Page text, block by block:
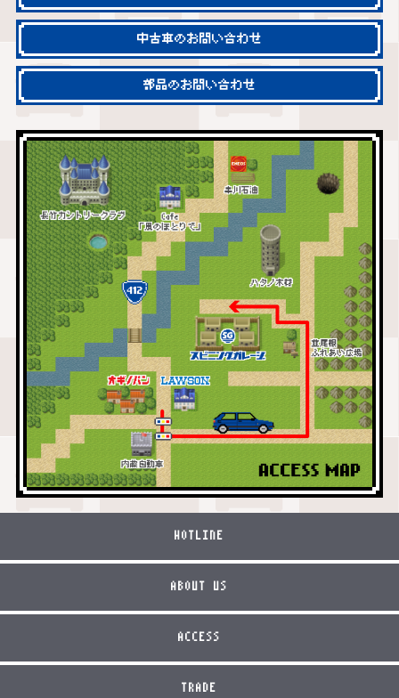
中古車のお問い合わせ
部品のお問い合わせ
HOTLINE
ABOUT US
ACCESS
TRADE